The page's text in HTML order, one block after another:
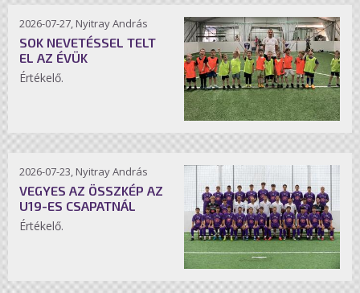
2026-07-27, Nyitray András
SOK NEVETÉSSEL TELT
EL AZ ÉVÜK
Értékelő.
2026-07-23, Nyitray András
VEGYES AZ ÖSSZKÉP AZ
U19-ES CSAPATNÁL
Értékelő.